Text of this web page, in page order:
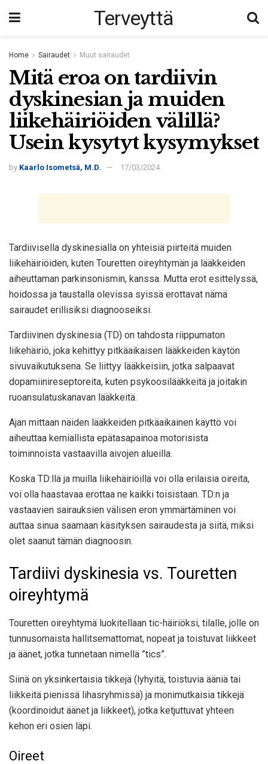
Terveyttä
Home Sairaudet Muut sairaudet
Mitä eroa on tardiivin
dyskinesian ja muiden
liikehäiriöiden välillä?
Usein kysytyt kysymykset
by Kaarlo Isometsä, M.D. 17/03/2024
Tardiivisella dyskinesialla on yhteisiä piirteitä muiden
liikehäiriöiden, kuten Touretten oireyhtymän ja lääkkeiden
aiheuttaman parkinsonismin, kanssa. Mutta erot esittelyssä,
hoidossa ja taustalla olevissa syissä erottavat nämä
sairaudet erillisiksi diagnooseiksi.
Tardiivinen dyskinesia (TD) on tahdosta riippumaton
liikehäiriö, joka kehittyy pitkäaikaisen lääkkeiden käytön
sivuvaikutuksena. Se liittyy lääkkeisiin, jotka salpaavat
dopamiinireseptoreita, kuten psykoosilääkkeitä ja joitakin
ruoansulatuskanavan lääkkeitä.
Ajan mittaan näiden lääkkeiden pitkäaikainen käyttö voi
aiheuttaa kemiallista epätasapainoa motorisista
toiminnoista vastaavilla aivojen alueilla.
Koska TD:llä ja muilla liikehäiriöillä voi olla erilaisia ​​oireita,
voi olla haastavaa erottaa ne kaikki toisistaan. TD:n ja
vastaavien sairauksien välisen eron ymmärtäminen voi
auttaa sinua saamaan käsityksen sairaudesta ja siitä, miksi
olet saanut tämän diagnoosin.
Tardiivi dyskinesia vs. Touretten
oireyhtymä
Touretten oireyhtymä luokitellaan tic-häiriöksi, tilalle, jolle on
tunnusomaista hallitsemattomat, nopeat ja toistuvat liikkeet
ja äänet, jotka tunnetaan nimellä ”tics”.
Siinä on yksinkertaisia ​​tikkejä (lyhyitä, toistuvia ääniä tai
liikkeitä pienissä lihasryhmissä) ja monimutkaisia ​​tikkejä
(koordinoidut äänet ja liikkeet), jotka ketjuttuvat yhteen
kehon eri osien läpi.
Oireet